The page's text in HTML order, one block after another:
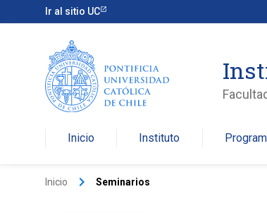
Ir al sitio UC
Inicio Instituto
Inicio keyboard_arrow_right Seminarios